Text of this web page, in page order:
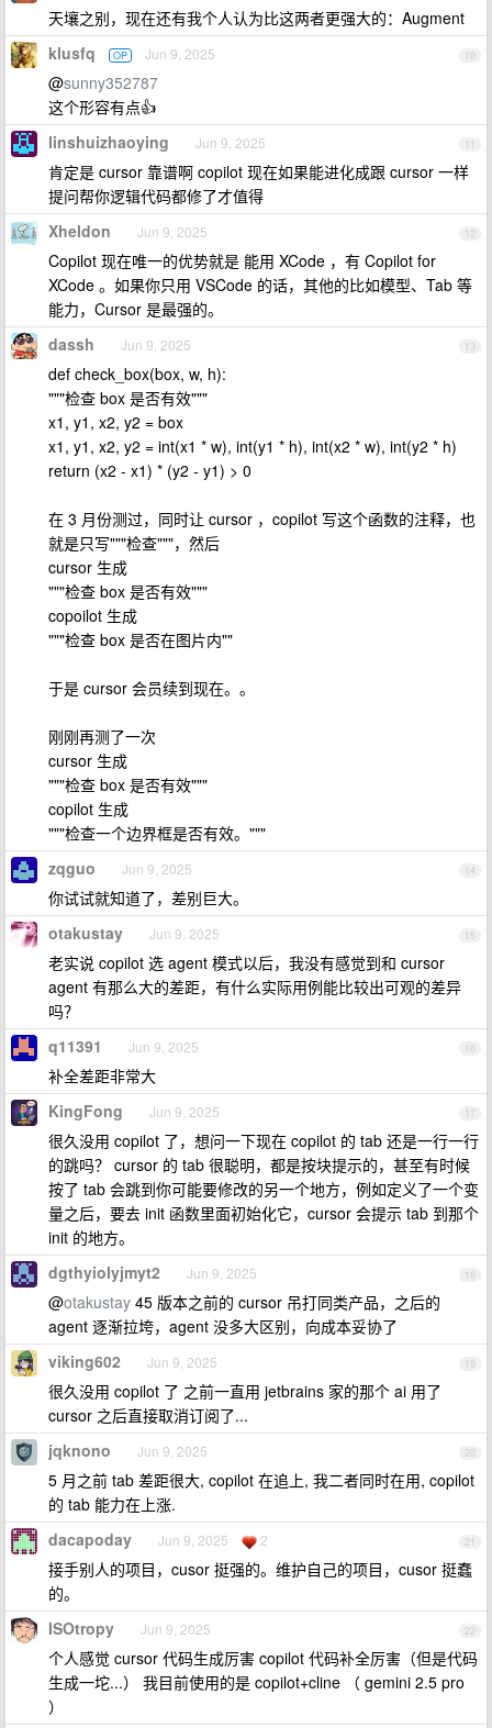
天壤之别，现在还有我个人认为比这两者更强大的：Augment
10
klusfq OP Jun 9, 2025
@sunny352787
这个形容有点👍
11
linshuizhaoying Jun 9, 2025
肯定是 cursor 靠谱啊 copilot 现在如果能进化成跟 cursor 一样
提问帮你逻辑代码都修了才值得
12
Xheldon Jun 9, 2025
Copilot 现在唯一的优势就是 能用 XCode ，有 Copilot for
XCode 。如果你只用 VSCode 的话，其他的比如模型、Tab 等
能力，Cursor 是最强的。
13
dassh Jun 9, 2025
def check_box(box, w, h):
"""检查 box 是否有效"""
x1, y1, x2, y2 = box
x1, y1, x2, y2 = int(x1 * w), int(y1 * h), int(x2 * w), int(y2 * h)
return (x2 - x1) * (y2 - y1) > 0
在 3 月份测过，同时让 cursor ，copilot 写这个函数的注释，也
就是只写"""检查"""，然后
cursor 生成
"""检查 box 是否有效"""
copoilot 生成
"""检查 box 是否在图片内""
于是 cursor 会员续到现在。。
刚刚再测了一次
cursor 生成
"""检查 box 是否有效"""
copilot 生成
"""检查一个边界框是否有效。"""
14
zqguo Jun 9, 2025
你试试就知道了，差别巨大。
15
otakustay Jun 9, 2025
老实说 copilot 选 agent 模式以后，我没有感觉到和 cursor
agent 有那么大的差距，有什么实际用例能比较出可观的差异
吗？
16
q11391 Jun 9, 2025
补全差距非常大
17
KingFong Jun 9, 2025
很久没用 copilot 了，想问一下现在 copilot 的 tab 还是一行一行
的跳吗？ cursor 的 tab 很聪明，都是按块提示的，甚至有时候
按了 tab 会跳到你可能要修改的另一个地方，例如定义了一个变
量之后，要去 init 函数里面初始化它，cursor 会提示 tab 到那个
init 的地方。
18
dgthyiolyjmyt2 Jun 9, 2025
@otakustay 45 版本之前的 cursor 吊打同类产品，之后的
agent 逐渐拉垮，agent 没多大区别，向成本妥协了
19
viking602 Jun 9, 2025
很久没用 copilot 了 之前一直用 jetbrains 家的那个 ai 用了
cursor 之后直接取消订阅了...
20
jqknono Jun 9, 2025
5 月之前 tab 差距很大, copilot 在追上, 我二者同时在用, copilot
的 tab 能力在上涨.
21
dacapoday Jun 9, 2025 2
接手别人的项目，cusor 挺强的。维护自己的项目，cusor 挺蠢
的。
22
ISOtropy Jun 9, 2025
个人感觉 cursor 代码生成厉害 copilot 代码补全厉害（但是代码
生成一坨...） 我目前使用的是 copilot+cline （ gemini 2.5 pro
）